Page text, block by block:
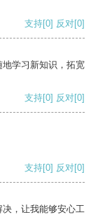
支持[0] 反对[0]
学习新知识，拓宽
支持[0] 反对[0]
支持[0] 反对[0]
，让我能够安心工